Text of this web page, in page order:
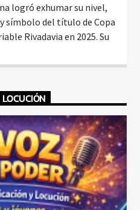
logró exhumar su nivel,
símbolo del título de Copa
Rivadavia en 2025. Su